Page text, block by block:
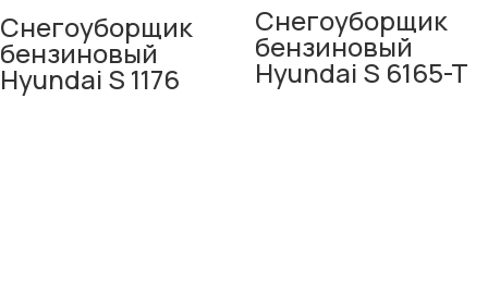
Снегоуборщик
бензиновый
Hyundai S 1176
Снегоуборщик
бензиновый
Hyundai S 6165-T